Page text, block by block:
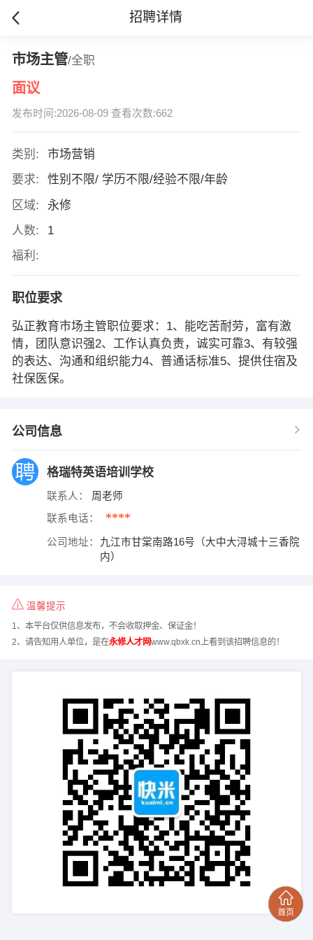
招聘详情
市场主管/全职
面议
发布时间:2026-08-09 查看次数:662
类别:
市场营销
要求:
性别不限/ 学历不限/经验不限/年龄
区域:
永修
人数:
1
福利:
职位要求
弘正教育市场主管职位要求：1、能吃苦耐劳，富有激
情，团队意识强2、工作认真负责，诚实可靠3、有较强
的表达、沟通和组织能力4、普通话标准5、提供住宿及
社保医保。
公司信息
格瑞特英语培训学校
联系人： 周老师
联系电话： ****
公司地址：
九江市甘棠南路16号（大中大浔城十三香院
内）
温馨提示
1、本平台仅供信息发布，不会收取押金、保证金！
2、请告知用人单位，是在永修人才网www.qbxk.cn上看到该招聘信息的！